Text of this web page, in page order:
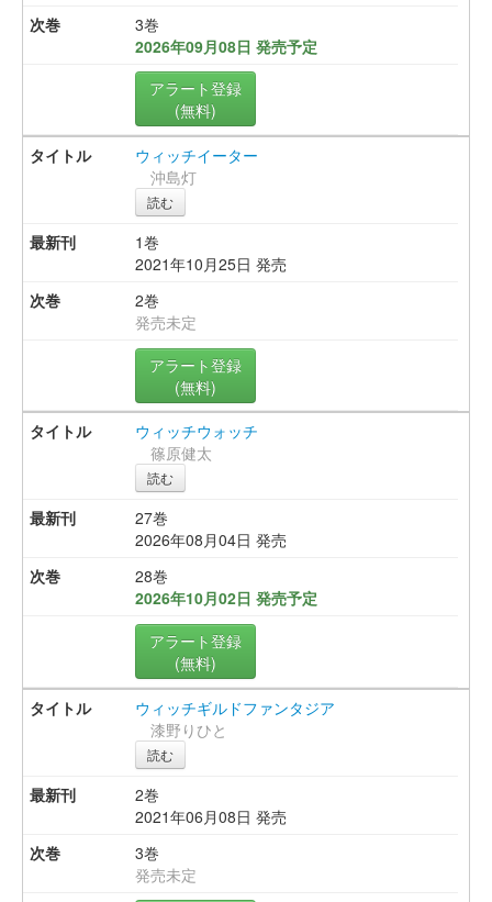
3巻
2026年09月08日 発売予定
アラート登録
(無料)
ウィッチイーター
沖島灯
読む
1巻
2021年10月25日 発売
2巻
発売未定
アラート登録
(無料)
ウィッチウォッチ
篠原健太
読む
27巻
2026年08月04日 発売
28巻
2026年10月02日 発売予定
アラート登録
(無料)
ウィッチギルドファンタジア
漆野りひと
読む
2巻
2021年06月08日 発売
3巻
発売未定